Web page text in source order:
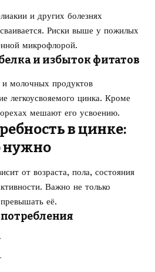
и других болезнях
Риски выше у пожилых
микрофлорой.
и избыток фитатов
молочных продуктов
легкоусвояемого цинка. Кроме
мешают его усвоению.
в цинке:
нужно
от возраста, пола, состояния
Важно не только
её.